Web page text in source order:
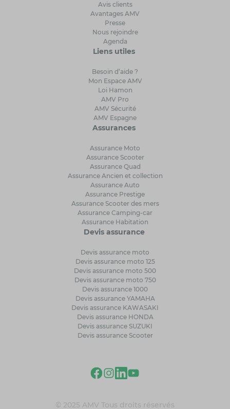
Avis clients
Avantages AMV
Presse
Nous rejoindre
Agenda
Liens utiles
Besoin d’aide ?
Mon Espace AMV
Loi Hamon
AMV Pro
AMV Sécurité
AMV Espagne
Assurances
Assurance Moto
Assurance Scooter
Assurance Quad
Assurance Ancien et collection
Assurance Auto
Assurance Prestige
Assurance Scooter des mers
Assurance Camping-car
Assurance Habitation
Devis assurance
Devis assurance moto
Devis assurance moto 125
Devis assurance moto 500
Devis assurance moto 750
Devis assurance 1000
Devis assurance YAMAHA
Devis assurance KAWASAKI
Devis assurance HONDA
Devis assurance SUZUKI
Devis assurance Scooter
© 2025 AMV Tous droits réservés